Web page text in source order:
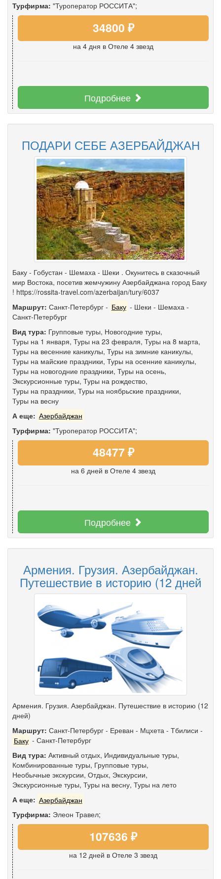
Турфирма: "Туроператор РОССИТА";
34800 ₽
на 4 дня в Отеле 4 звезд
Подробнее
ПОДАРИ СЕБЕ АЗЕРБАЙДЖАН
Баку - Гобустан - Шемаха - Шеки . Окунитесь в сказочный
мир Востока, посетив жемчужину Азербайджана город Баку
! https://rossita-travel.com/azerbaijan/tury/6037
Маршрут: Санкт-Петербург - Баку - Шеки - Шемаха -
Санкт-Петербург
Вид тура: Групповые туры, Новогодние туры,
Туры на 1 января, Туры на 23 февраля, Туры на 8 марта,
Туры на весенние каникулы, Туры на зимние каникулы,
Туры на майские праздники, Туры на осенние каникулы,
Туры на новогодние праздники, Туры на осень,
Экскурсионные туры, Туры на рождество,
Туры на праздники, Туры на ноябрьские праздники,
Туры на весну
А еще: Азербайджан
Турфирма: "Туроператор РОССИТА";
48477 ₽
на 6 дней в Отеле 4 звезд
Подробнее
Армения. Грузия. Азербайджан.
Путешествие в историю (12 дней
Армения. Грузия. Азербайджан. Путешествие в историю (12
дней)
Маршрут: Санкт-Петербург - Ереван - Мцхета - Тбилиси -
Баку - Санкт-Петербург
Вид тура: Активный отдых, Индивидуальные туры,
Комбинированные туры, Групповые туры,
Необычные экскурсии, Отдых, Экскурсии,
Экскурсионные туры, Туры на весну, Туры на лето
А еще: Азербайджан
Турфирма: Элеон Травел;
107636 ₽
на 12 дней в Отеле 3 звезд